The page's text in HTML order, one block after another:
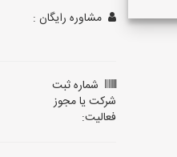
مشاوره رایگان :
شماره ثبت
شرکت یا مجوز
فعالیت: